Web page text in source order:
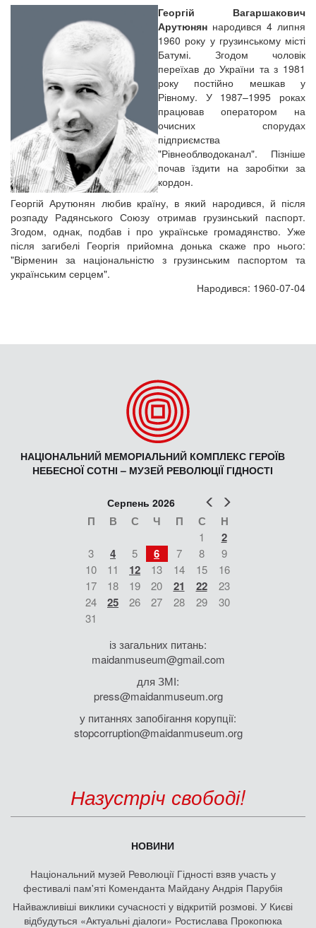
Георгій Вагаршакович
Арутюнян народився 4 липня
1960 року у грузинському місті
Батумі. Згодом чоловік
переїхав до України та з 1981
року постійно мешкав у
Рівному. У 1987–1995 роках
працював оператором на
очисних спорудах
підприємства
"Рівнеоблводоканал". Пізніше
почав їздити на заробітки за
кордон.
Георгій Арутюнян любив країну, в який народився, й після
розпаду Радянського Союзу отримав грузинський паспорт.
Згодом, однак, подбав і про українське громадянство. Уже
після загибелі Георгія прийомна донька скаже про нього:
"Вірменин за національністю з грузинським паспортом та
українським серцем".
Народився: 1960-07-04
НАЦІОНАЛЬНИЙ МЕМОРІАЛЬНИЙ КОМПЛЕКС ГЕРОЇВ
НЕБЕСНОЇ СОТНІ – МУЗЕЙ РЕВОЛЮЦІЇ ГІДНОСТІ
Попер
Серпень 2026
П В С Ч П С Н
1 2
3 4 5 6 7 8
9
10
11 12 13 14 15
16
17
18 19 20 21 22
23
24
25 26 27 28 29
30
31
із загальних питань:
maidanmuseum@gmail.com
для ЗМІ:
press@maidanmuseum.org
у питаннях запобігання корупції:
stopcorruption@maidanmuseum.org
Назустріч свободі!
НОВИНИ
Національний музей Революції Гідності взяв участь у
фестивалі пам'яті Коменданта Майдану Андрія Парубія
Найважливіші виклики сучасності у відкритій розмові. У Києві
відбудуться «Актуальні діалоги» Ростислава Прокопюка